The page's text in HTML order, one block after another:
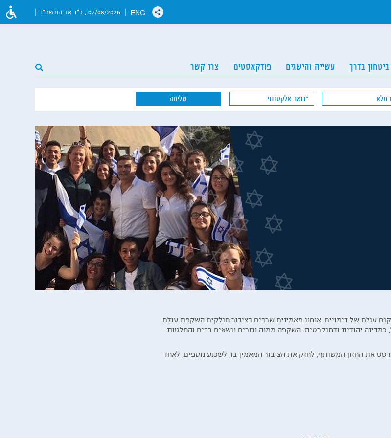
07/08/2026 , כ"ד אב התשפ"ו ENG
ביטחון בדרך עשייה והישגים פודקאסטים צרו קשר
עולם של דימויים. אנחנו מאמינים שרבים בציבור חולקים השקפת עולם
יהודית ודמוקרטית. השקפה ממנה נגזרים נושאים רבים והחלטות
את החזון המשותף, לחזק את הציבור המאמין בו, לשכנע נוספים, לאחד